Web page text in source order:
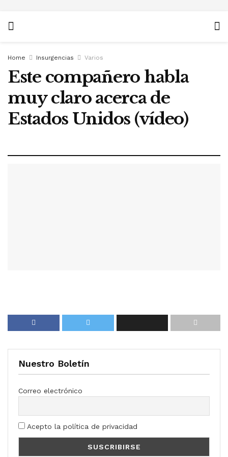
Home Insurgencias Varios
Este compañero habla
muy claro acerca de
Estados Unidos (vídeo)
Nuestro Boletín
Correo electrónico
Acepto la política de privacidad